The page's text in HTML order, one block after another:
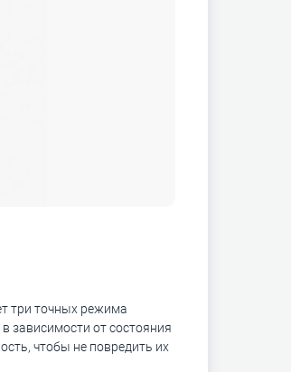
три точных режима
зависимости от состояния
чтобы не повредить их